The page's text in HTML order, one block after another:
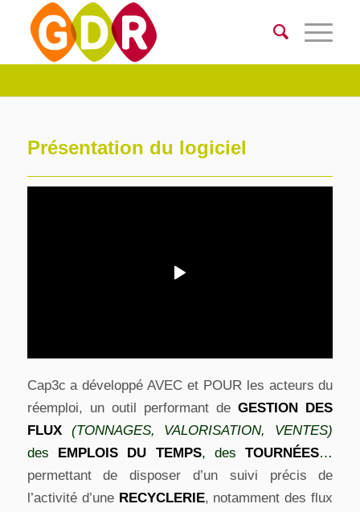
Présentation du logiciel
Cap3c a développé AVEC et POUR les acteurs du
réemploi, un outil performant deGESTION DES
FLUX
(TONNAGES, VALORISATION, VENTES)
des
EMPLOIS DU TEMPS, desTOURNÉES…
permettant de disposer d’un suivi précis de
l’activité d’une RECYCLERIE, notamment des flux